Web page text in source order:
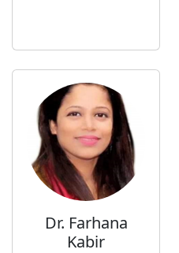
Dr. Farhana
Kabir